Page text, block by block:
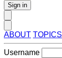
Sign in
ABOUT TOPICS
Username